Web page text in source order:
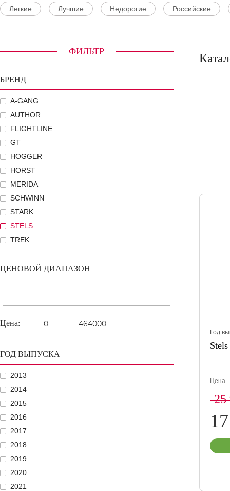
ФИЛЬТР
Легкие Лучшие Недорогие Российские
БРЕНД
A-GANG
AUTHOR
FLIGHTLINE
GT
HOGGER
HORST
MERIDA
SCHWINN
STARK
STELS
TREK
ЦЕНОВОЙ ДИАПАЗОН
Цена: -
ГОД ВЫПУСКА
2013
2014
2015
2016
2017
2018
2019
2020
2021
Год
Цена